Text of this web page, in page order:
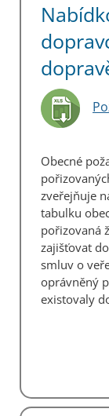
Obecné
zveřejňuje
tabulku
pořizovaná
zajišťovat
smluv o
oprávněný
existovaly